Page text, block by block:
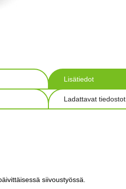
Lisätiedot
Ladattavat tiedostot
siivoustyössä.